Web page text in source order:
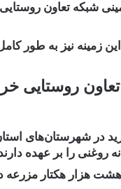
شبکه تعاون
زمینه نیز به طور
روستایی
در شهرستان‌های
روغنی را بر عهده
هزار هکتار